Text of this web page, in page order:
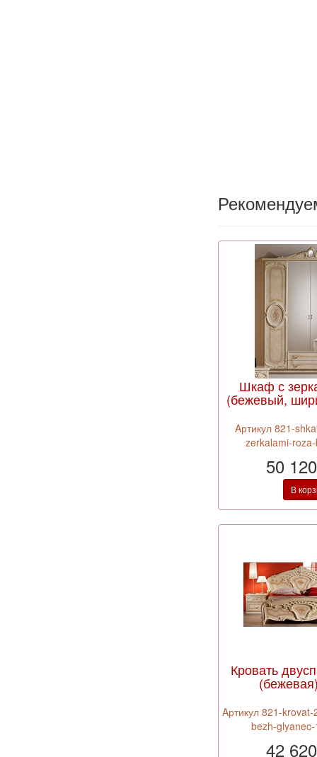
Шкаф с
(бежевый,
Aртикул 821-
zerkalami-
50
В
Кровать
Aртикул 821-
bezh-
42